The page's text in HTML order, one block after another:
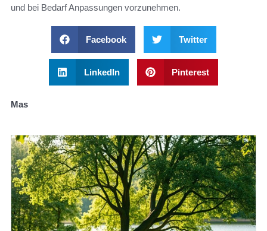
und bei Bedarf Anpassungen vorzunehmen.
Facebook Twitter
LinkedIn Pinterest
Mas